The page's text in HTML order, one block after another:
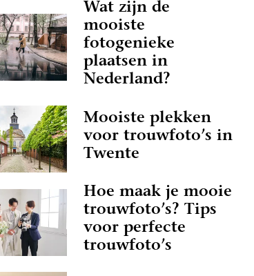
Wat zijn de
mooiste
fotogenieke
plaatsen in
Nederland?
Mooiste plekken
voor trouwfoto’s in
Twente
Hoe maak je mooie
trouwfoto’s? Tips
voor perfecte
trouwfoto’s